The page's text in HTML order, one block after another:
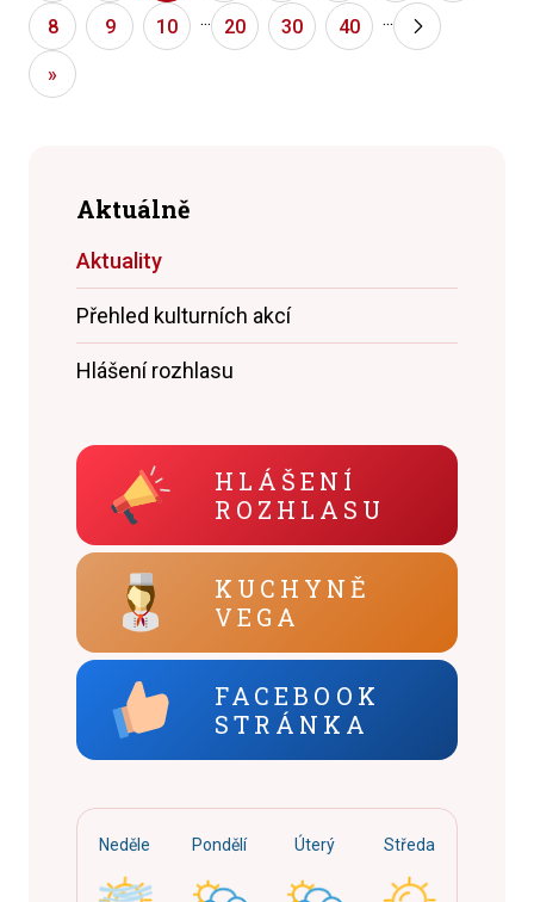
8 9 10 ... 20 30 40 ... »
»
Aktuálně
Aktuality
Přehled kulturních akcí
Hlášení rozhlasu
HLÁŠENÍ
ROZHLASU
KUCHYNĚ
VEGA
FACEBOOK
STRÁNKA
Neděle Pondělí Úterý Středa